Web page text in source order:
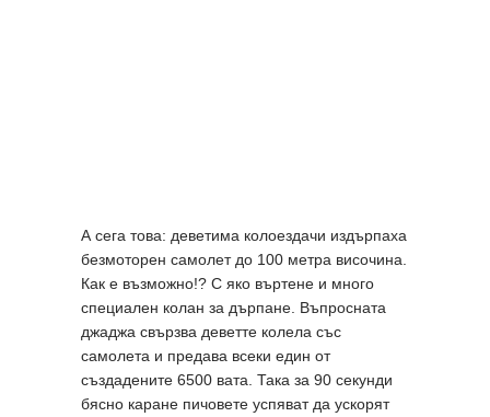
А сега това: деветима колоездачи издърпаха
безмоторен самолет до 100 метра височина.
Как е възможно!? С яко въртене и много
специален колан за дърпане. Въпросната
джаджа свързва деветте колела със
самолета и предава всеки един от
създадените 6500 вата. Така за 90 секунди
бясно каране пичовете успяват да ускорят